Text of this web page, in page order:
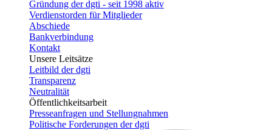
Gründung der dgti - seit 1998 aktiv
Verdienstorden für Mitglieder
Abschiede
Bankverbindung
Kontakt
Unsere Leitsätze
Leitbild der dgti
Transparenz
Neutralität
Öffentlichkeitsarbeit
Presseanfragen und Stellungnahmen
Politische Forderungen der dgti